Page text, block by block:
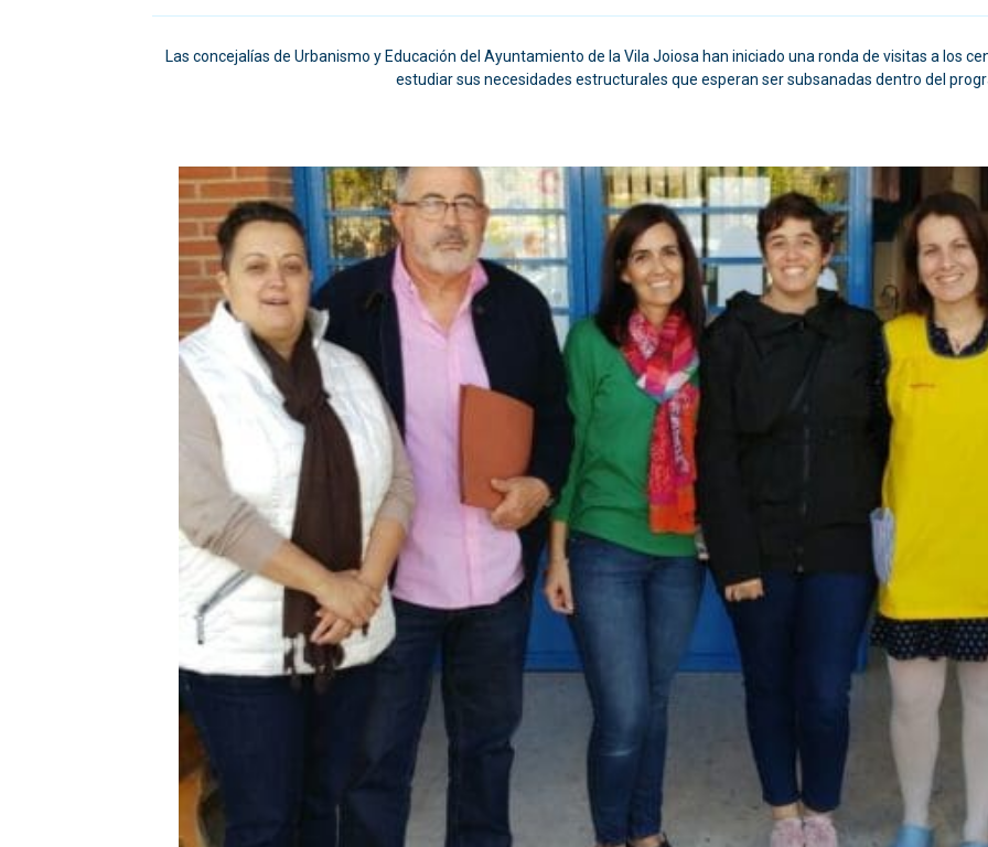
Las concejalías de Urbanismo y Educación del Ayuntamiento de la Vila Joiosa han iniciado una ronda de visitas a los
estudiar sus necesidades estructurales que esperan ser subsanadas dentro del